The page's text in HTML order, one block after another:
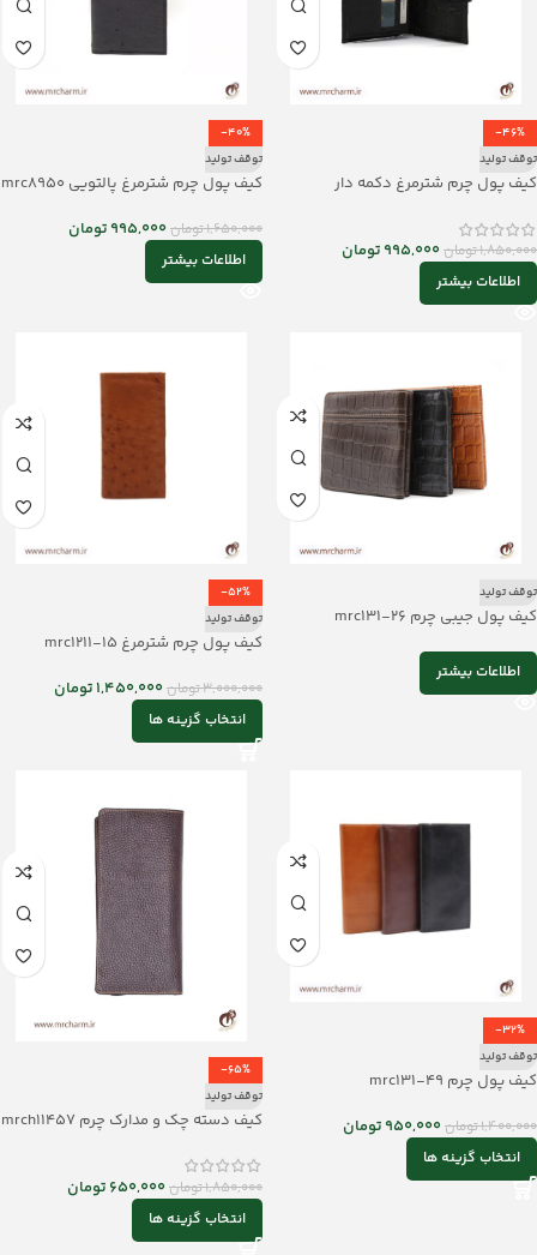
-46%
توقف تولید
کیف پول چرم شترمرغ دکمه دار
1,850,000تومان995,000تومان
اطلاعات بیشتر
-40%
توقف تولید
کیف پول چرم شترمرغ پالتویی mrc8950
1,650,000تومان995,000تومان
اطلاعات بیشتر
توقف تولید
کیف پول جیبی چرم mrc131-26
اطلاعات بیشتر
-52%
توقف تولید
کیف پول چرم شترمرغ mrc1211-15
3,000,000تومان1,450,000تومان
انتخاب گزینه ها
-32%
توقف تولید
کیف پول چرم mrc131-49
1,400,000تومان950,000تومان
انتخاب گزینه ها
-65%
توقف تولید
کیف دسته چک و مدارک چرم mrch11457
1,850,000تومان650,000 تومان
انتخاب گزینه ها